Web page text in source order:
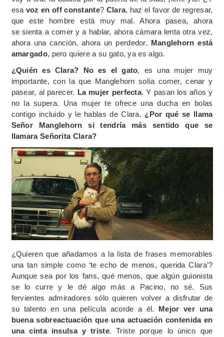
esa voz en off constante? Clara, haz el favor de regresar,
que este hombre está muy mal. Ahora pasea, ahora
se sienta a comer y a hablar, ahora cámara lenta otra vez,
ahora una canción, ahora un perdedor. Manglehorn está
amargado, pero quiere a su gato, ya es algo.
¿Quién es Clara? No es el gato, es una mujer muy
importante, con la que Manglehorn solía comer, cenar y
pasear, al parecer. La mujer perfecta. Y pasan los años y
no la supera. Una mujer te ofrece una ducha en bolas
contigo incluido y le hablas de Clara. ¿Por qué se llama
Señor Manglehorn si tendría más sentido que se
llamara Señorita Clara?
¿Quieren que añadamos a la lista de frases memorables
una tan simple como ‘te echo de menos, querida Clara’?
Aunque sea por los fans, qué menos, que algún guionista
se lo curre y le dé algo más a Pacino, no sé. Sus
fervientes admiradores sólo quieren volver a disfrutar de
su talento en una película acorde a él.
Mejor ver una
buena sobreactuación que una actuación contenida en
una cinta insulsa y triste. Triste porque lo único que